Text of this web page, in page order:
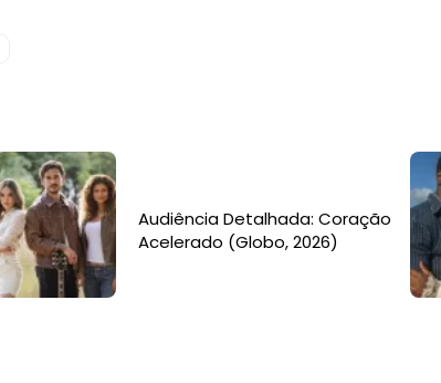
Audiência Detalhada: Coração
Acelerado (Globo, 2026)